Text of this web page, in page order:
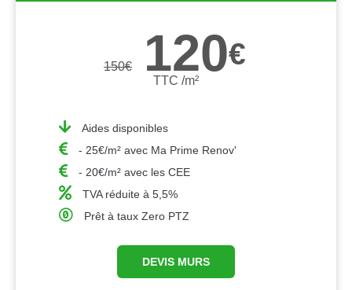
150€ 120€
TTC /m²
Aides disponibles
- 25€/m² avec Ma Prime Renov'
- 20€/m² avec les CEE
TVA réduite à 5,5%
Prêt à taux Zero PTZ
DEVIS MURS